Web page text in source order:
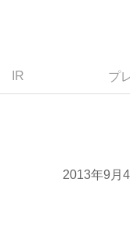
IR プ
2013年9月4